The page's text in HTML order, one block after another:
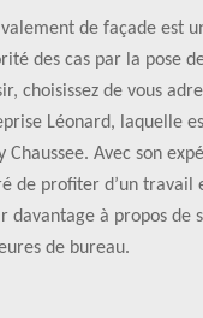
de façade est
des cas par la pose
choisissez de vous
Léonard, laquelle
Chaussee. Avec son
de profiter d’un travail
davantage à propos de
de bureau.